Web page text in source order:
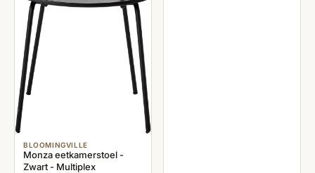
BLOOMINGVILLE
Monza eetkamerstoel -
Zwart - Multiplex